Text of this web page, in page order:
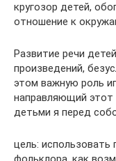
кругозор детей,
отношение к
Развитие речи
произведений,
этом важную роль
направляющий этот
детьми я перед
цель: использовать